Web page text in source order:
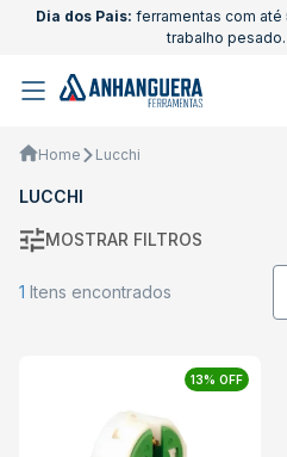
Dia dos Pais: ferramentas com até
trabalho pesado.
Home Lucchi
LUCCHI
MOSTRAR FILTROS
1 Itens encontrados
13% OFF